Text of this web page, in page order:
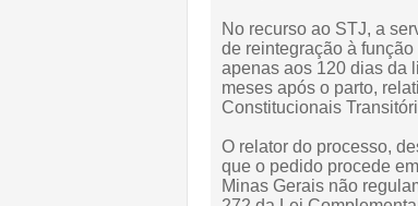
No recurso ao STJ, a
de reintegração à
apenas aos 120 dias da
meses após o parto,
Constitucionais
O relator do processo,
que o pedido procede
Minas Gerais não